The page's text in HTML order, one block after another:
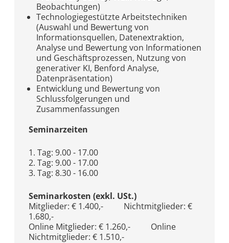
Beobachtungen)
Technologiegestützte Arbeitstechniken
(Auswahl und Bewertung von
Informationsquellen, Datenextraktion,
Analyse und Bewertung von Informationen
und Geschäftsprozessen, Nutzung von
generativer KI, Benford Analyse,
Datenpräsentation)
Entwicklung und Bewertung von
Schlussfolgerungen und
Zusammenfassungen
Seminarzeiten
1. Tag: 9.00 - 17.00
2. Tag: 9.00 - 17.00
3. Tag: 8.30 - 16.00
Seminarkosten (exkl. USt.)
Mitglieder: € 1.400,- Nichtmitglieder: €
1.680,-
Online Mitglieder: € 1.260,- Online
Nichtmitglieder: € 1.510,-